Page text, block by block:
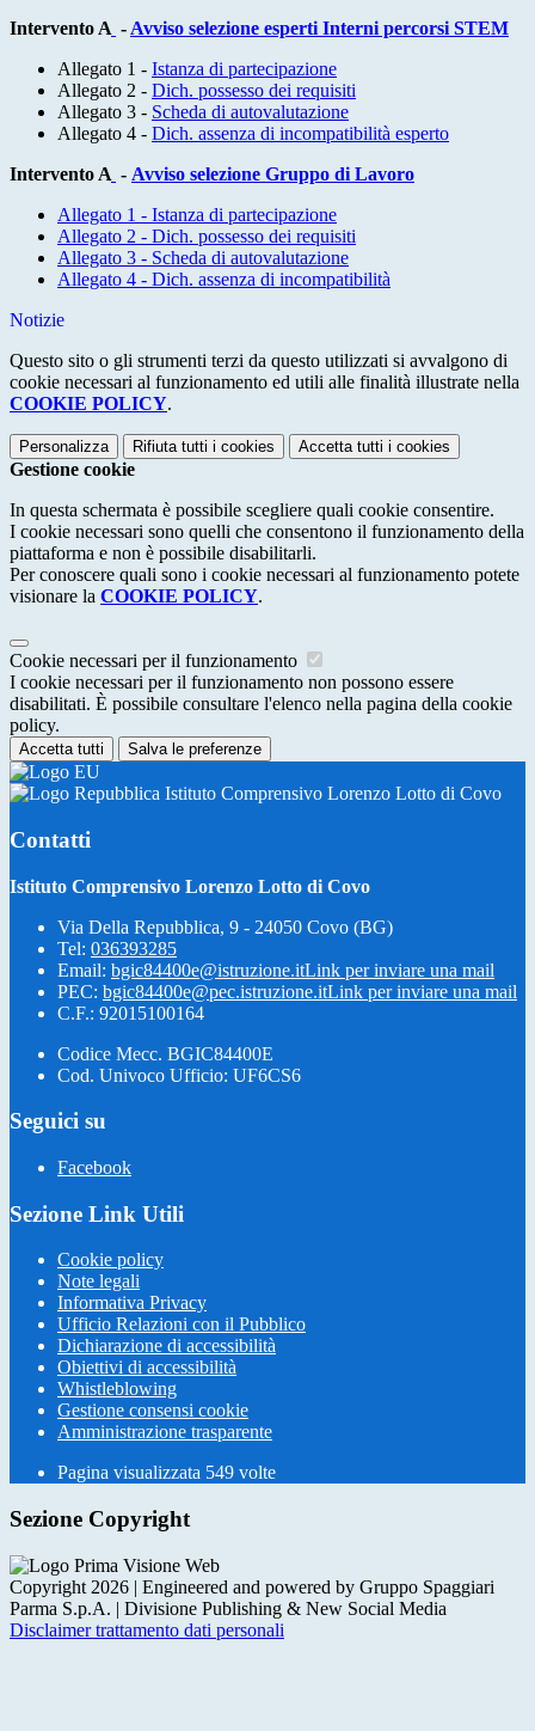
Intervento A - Avviso selezione esperti Interni percorsi STEM
Allegato 1 - Istanza di partecipazione
Allegato 2 - Dich. possesso dei requisiti
Allegato 3 - Scheda di autovalutazione
Allegato 4 - Dich. assenza di incompatibilità esperto
Intervento A - Avviso selezione Gruppo di Lavoro
Allegato 1 - Istanza di partecipazione
Allegato 2 - Dich. possesso dei requisiti
Allegato 3 - Scheda di autovalutazione
Allegato 4 - Dich. assenza di incompatibilità
Notizie
Questo sito o gli strumenti terzi da questo utilizzati si avvalgono di
cookie necessari al funzionamento ed utili alle finalità illustrate nella
COOKIE POLICY.
Personalizza Rifiuta tutti i cookies Accetta tutti i cookies
Gestione cookie
In questa schermata è possibile scegliere quali cookie consentire.
I cookie necessari sono quelli che consentono il funzionamento della
piattaforma e non è possibile disabilitarli.
Per conoscere quali sono i cookie necessari al funzionamento potete
visionare la COOKIE POLICY.
Cookie necessari per il funzionamento
I cookie necessari per il funzionamento non possono essere
disabilitati. È possibile consultare l'elenco nella pagina della cookie
policy.
Accetta tutti Salva le preferenze
Istituto Comprensivo Lorenzo Lotto di Covo
Contatti
Istituto Comprensivo Lorenzo Lotto di Covo
Via Della Repubblica, 9 - 24050 Covo (BG)
Tel: 036393285
Email: bgic84400e@istruzione.itLink per inviare una mail
PEC: bgic84400e@pec.istruzione.itLink per inviare una mail
C.F.: 92015100164
Codice Mecc. BGIC84400E
Cod. Univoco Ufficio: UF6CS6
Seguici su
Facebook
Sezione Link Utili
Cookie policy
Note legali
Informativa Privacy
Ufficio Relazioni con il Pubblico
Dichiarazione di accessibilità
Obiettivi di accessibilità
Whistleblowing
Gestione consensi cookie
Amministrazione trasparente
Pagina visualizzata 549 volte
Sezione Copyright
Copyright 2026 | Engineered and powered by Gruppo Spaggiari
Parma S.p.A. | Divisione Publishing & New Social Media
Disclaimer trattamento dati personali